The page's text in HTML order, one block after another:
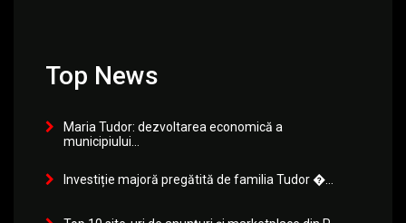
Top News
Maria Tudor: dezvoltarea economică a
municipiului...
Investiție majoră pregătită de familia Tudor �...